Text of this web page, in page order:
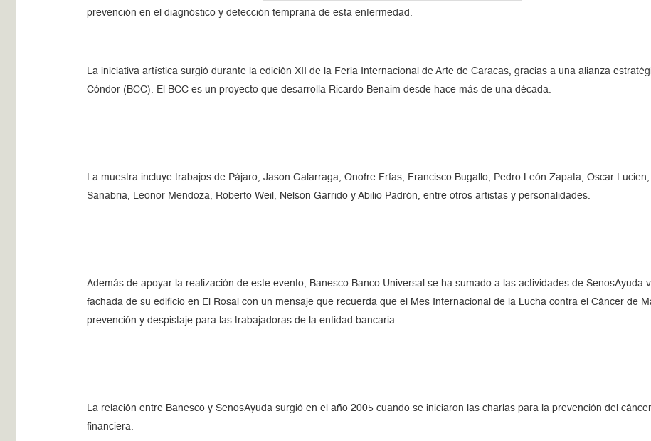
prevención en el diagnóstico y detección temprana de esta enfermedad.
La iniciativa artística surgió durante la edición XII de la Feria Internacional de Arte de Caracas, gracias a una alianza
Cóndor (BCC). El BCC es un proyecto que desarrolla Ricardo Benaim desde hace más de una década.
La muestra incluye trabajos de Pájaro, Jason Galarraga, Onofre Frías, Francisco Bugallo, Pedro León Zapata, Oscar
Sanabria, Leonor Mendoza, Roberto Weil, Nelson Garrido y Abilio Padrón, entre otros artistas y personalidades.
Además de apoyar la realización de este evento, Banesco Banco Universal se ha sumado a las actividades de SenosAyuda
fachada de su edificio en El Rosal con un mensaje que recuerda que el Mes Internacional de la Lucha contra el Cáncer de
prevención y despistaje para las trabajadoras de la entidad bancaria.
La relación entre Banesco y SenosAyuda surgió en el año 2005 cuando se iniciaron las charlas para la prevención del
financiera.